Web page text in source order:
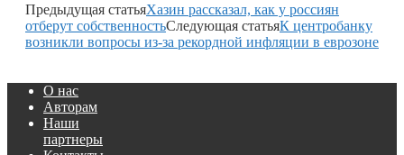
Предыдущая статьяХазин рассказал, как у россиян
отберут собственностьСледующая статьяК центробанку
возникли вопросы из-за рекордной инфляции в еврозоне
О нас
Авторам
Наши
партнеры